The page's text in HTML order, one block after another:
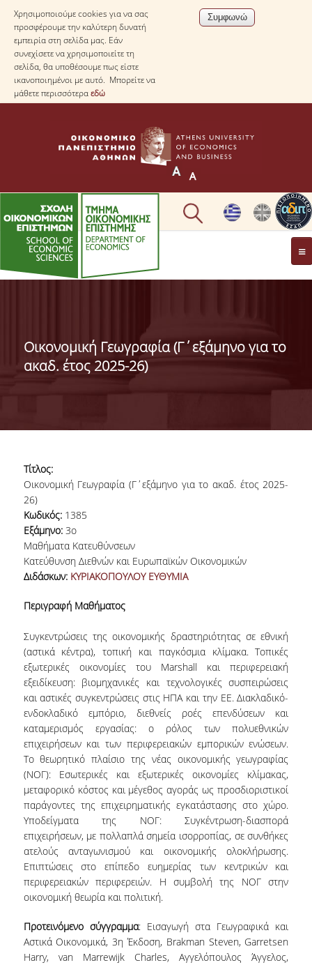
Χρησιμοποιούμε cookies για να σας
προσφέρουμε την καλύτερη δυνατή
εμπειρία στη σελίδα μας. Εάν
συνεχίσετε να χρησιμοποιείτε τη
σελίδα, θα υποθέσουμε πως είστε
ικανοποιημένοι με αυτό. Μπορείτε να
μάθετε περισσότεραεδώ
ΤΟ TΜΗΜΑ
ΔΙΟΙΚΗΣΗ ΤΟΥ ΤΜΗΜΑΤΟΣ
ΓΙΑ ΜΑΘΗΤΕΣ Γ' ΛΥΚΕΙΟΥ
ΕΠΙΤΙΜΟΙ ΔΙΔΑΚΤΟΡΕΣ
ΕΙΔΙΚΟ ΠΡΟΣΩΠΙΚΟ
ΑΚΑΔΗΜΑΪΚΟΙ ΥΠΟΤΡΟΦΟΙ
ΕΠΙΣΤΗΜΟΝΙΚΟΙ ΣΥΝΕΡΓΑΤΕΣ
Ε.Τ.Ε.Π
ΔΙΟΙΚΗΤΙΚΟ ΠΡΟΣΩΠΙΚΟ
ΜΗΤΡΩΑ
ΠΡΟΠΤΥΧΙΑΚΕΣ ΣΠΟΥΔΕΣ
ΟΔΗΓΟΣ ΣΠΟΥΔΩΝ
ΠΡΟΓΡΑΜΜΑ ΚΑΙ ΚΑΤΕΥΘΥΝΣΕΙΣ ΣΠΟΥΔΩΝ
ΜΑΘΗΜΑΤΑ ΠΡΟΓΡΑΜΜΑΤΟΣ ΣΠΟΥΔΩΝ
ΜΑΘΗΜΑΤΑ ΕΛΕΥΘΕΡΗΣ ΕΠΙΛΟΓΗΣ ΑΠΟ
ΑΛΛΑ ΤΜΗΜΑΤΑ
ΔΗΛΩΣΕΙΣ ΜΑΘΗΜΑΤΩΝ
ΠΡΟΓΡΑΜΜΑ ERASMUS+
Οικονομική Γεωγραφία (Γ΄εξάμηνο για το
ακαδ. έτος 2025-26)
Τίτλος:
Οικονομική Γεωγραφία (Γ΄εξάμηνο για το ακαδ. έτος 2025-
26)
Κωδικός: 1385
Εξάμηνο: 3ο
Μαθήματα Κατευθύνσεων
Κατεύθυνση Διεθνών και Ευρωπαϊκών Οικονομικών
Διδάσκων: ΚΥΡΙΑΚΟΠΟΥΛΟΥ ΕΥΘΥΜΙΑ
Περιγραφή Μαθήματος
Συγκεντρώσεις της οικονομικής δραστηριότητας σε εθνική
(αστικά κέντρα), τοπική και παγκόσμια κλίμακα.Τοπικές
εξωτερικές οικονομίες του Marshall και περιφερειακή
εξειδίκευση: βιομηχανικές και τεχνολογικές συσπειρώσεις
και αστικές συγκεντρώσεις στις ΗΠΑ και την ΕΕ. Διακλαδικό-
ενδοκλαδικό εμπόριο, διεθνείς ροές επενδύσεων και
καταμερισμός εργασίας: ο ρόλος των πολυεθνικών
επιχειρήσεων και των περιφερειακών εμπορικών ενώσεων.
Τοθεωρητικό πλαίσιο της νέας οικονομικής γεωγραφίας
(ΝΟΓ): Εσωτερικές και εξωτερικές οικονομίες κλίμακας,
μεταφορικό κόστος και μέγεθος αγοράς ως προσδιοριστικοί
παράγοντες της επιχειρηματικής εγκατάστασης στο χώρο.
Υποδείγματα της ΝΟΓ: Συγκέντρωση-διασπορά
επιχειρήσεων, με πολλαπλά σημεία ισορροπίας, σε συνθήκες
ατελούς ανταγωνισμού και οικονομικής ολοκλήρωσης.
Επιπτώσεις στο επίπεδο ευημερίας των κεντρικών και
περιφερειακών περιφερειών. Η συμβολή της ΝΟΓ στην
οικονομική θεωρία και πολιτική.
Προτεινόμενο σύγγραμμα: Εισαγωγή στα Γεωγραφικά και
Αστικά Οικονομικά, 3η Έκδοση, Brakman Steven, Garretsen
Harry, van Marrewijk Charles, Αγγελόπουλος Άγγελος,